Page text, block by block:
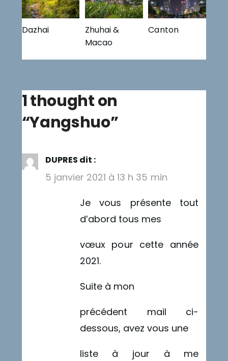
Dazhai
Zhuhai &
Macao
Canton
1 thought on
“Yangshuo”
DUPRES dit :
5 janvier 2021 à 13 h 35 min
Je vous présente tout
d’abord tous mes
vœux pour cette année
2021.
Suite à mon
précédent mail ci-
dessous, avez vous une
liste à jour à me